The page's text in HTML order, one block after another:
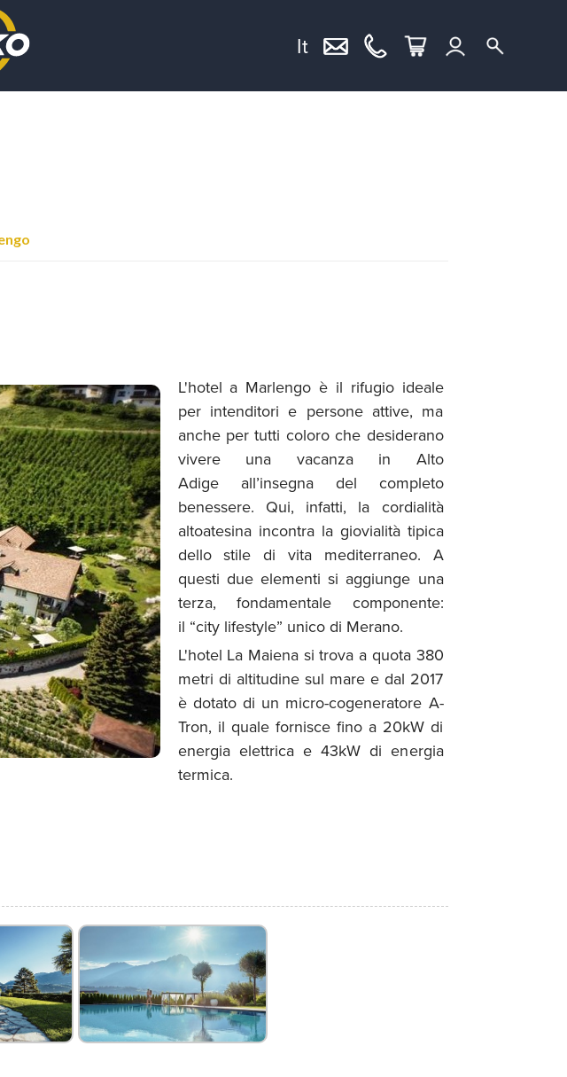
It
L'hotel a Marlengo è il rifugio ideale
per intenditori e persone attive, ma
anche per tutti coloro che desiderano
vivere una vacanza in Alto
Adige all’insegna del completo
benessere. Qui, infatti, la cordialità
altoatesina incontra la giovialità tipica
dello stile di vita mediterraneo. A
questi due elementi si aggiunge una
terza, fondamentale componente:
il “city lifestyle” unico di Merano.
L'hotel La Maiena si trova a quota 380
metri di altitudine sul mare e dal 2017
è dotato di un micro-cogeneratore A-
Tron, il quale fornisce fino a 20kW di
energia elettrica e 43kW di energia
termica.